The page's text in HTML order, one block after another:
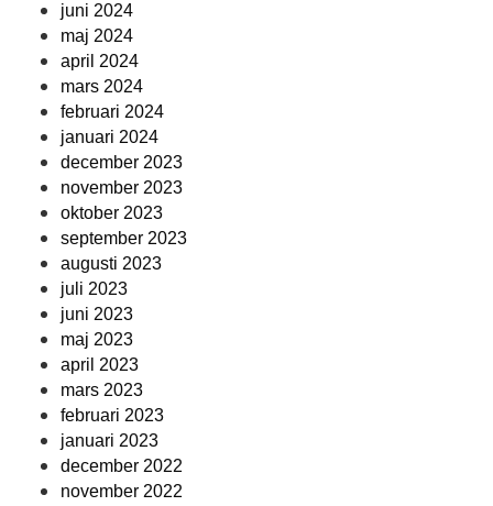
juni 2024
maj 2024
april 2024
mars 2024
februari 2024
januari 2024
december 2023
november 2023
oktober 2023
september 2023
augusti 2023
juli 2023
juni 2023
maj 2023
april 2023
mars 2023
februari 2023
januari 2023
december 2022
november 2022